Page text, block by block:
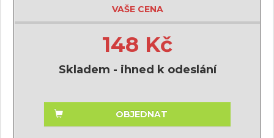
VAŠE CENA
148 Kč
Skladem - ihned k odeslání
OBJEDNAT